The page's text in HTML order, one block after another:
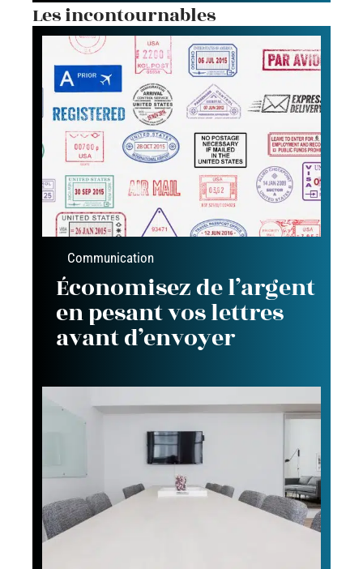
Les incontournables
Communication
Économisez de l’argent
en pesant vos lettres
avant d’envoyer